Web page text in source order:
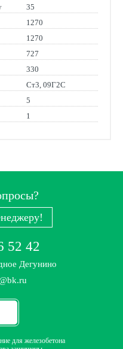
35
1270
1270
727
330
Ст3, 09Г2С
5
1
52 42
Дегунино
для железобетона